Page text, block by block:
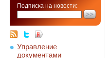
Подписка на новости:
Управление
документами